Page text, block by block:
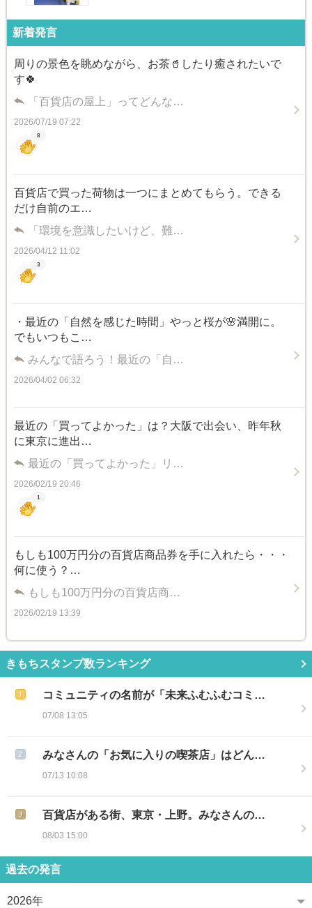
新着発言
周りの景色を眺めながら、お茶🥤したり癒されたいで
す🍀
「百貨店の屋上」ってどんな…
2026/07/19 07:22
8
百貨店で買った荷物は一つにまとめてもらう。できる
だけ自前のエ…
「環境を意識したいけど、難…
2026/04/12 11:02
3
・最近の「自然を感じた時間」やっと桜が🌸満開に。
でもいつもこ…
みんなで語ろう！最近の「自…
2026/04/02 06:32
最近の「買ってよかった」は？大阪で出会い、昨年秋
に東京に進出…
最近の「買ってよかった」リ…
2026/02/19 20:46
1
もしも100万円分の百貨店商品券を手に入れたら・・・
何に使う？…
もしも100万円分の百貨店商…
2026/02/19 13:39
きもちスタンプ数ランキング
コミュニティの名前が「未来ふむふむコミ…
07/08 13:05
みなさんの「お気に入りの喫茶店」はどん…
07/13 10:08
百貨店がある街、東京・上野。みなさんの…
08/03 15:00
過去の発言
2026年